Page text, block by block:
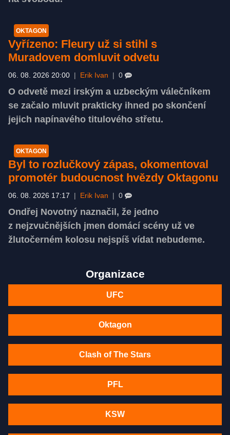
OKTAGON
Vyřízeno: Fleury už si stihl s
Muradovem domluvit odvetu
06. 08. 2026 20:00 | Erik Ivan | 0
O odvetě mezi irským a uzbeckým válečníkem
se začalo mluvit prakticky ihned po skončení
jejich napínavého titulového střetu.
OKTAGON
Byl to rozlučkový zápas, okomentoval
promotér budoucnost hvězdy Oktagonu
06. 08. 2026 17:17 | Erik Ivan | 0
Ondřej Novotný naznačil, že jedno
z nejzvučnějších jmen domácí scény už ve
žlutočerném kolosu nejspíš vídat nebudeme.
Organizace
UFC
Oktagon
Clash of The Stars
PFL
KSW